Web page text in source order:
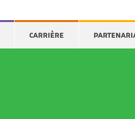
CARRIÈRE